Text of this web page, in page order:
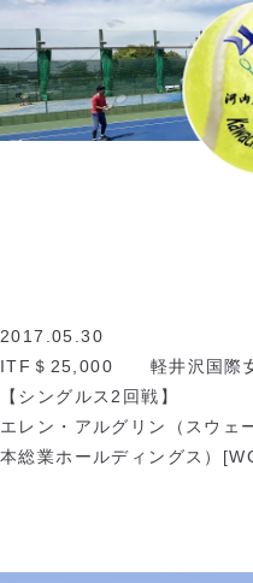
2017.05.30
ITF＄25,000 軽井沢国際
【シングルス2回戦】
エレン・アルグリン（スウ
本総業ホールディングス）